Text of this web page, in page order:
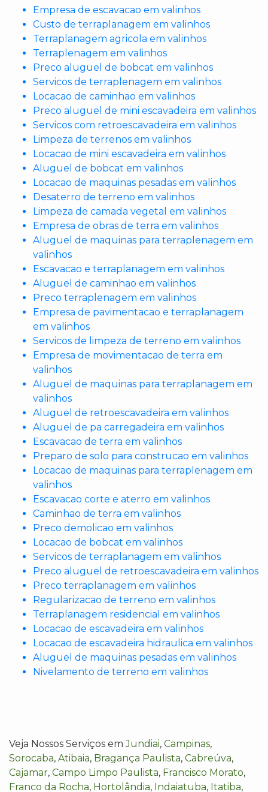
Empresa de escavacao em valinhos
Custo de terraplanagem em valinhos
Terraplanagem agricola em valinhos
Terraplenagem em valinhos
Preco aluguel de bobcat em valinhos
Servicos de terraplenagem em valinhos
Locacao de caminhao em valinhos
Preco aluguel de mini escavadeira em valinhos
Servicos com retroescavadeira em valinhos
Limpeza de terrenos em valinhos
Locacao de mini escavadeira em valinhos
Aluguel de bobcat em valinhos
Locacao de maquinas pesadas em valinhos
Desaterro de terreno em valinhos
Limpeza de camada vegetal em valinhos
Empresa de obras de terra em valinhos
Aluguel de maquinas para terraplenagem em
valinhos
Escavacao e terraplanagem em valinhos
Aluguel de caminhao em valinhos
Preco terraplenagem em valinhos
Empresa de pavimentacao e terraplanagem
em valinhos
Servicos de limpeza de terreno em valinhos
Empresa de movimentacao de terra em
valinhos
Aluguel de maquinas para terraplanagem em
valinhos
Aluguel de retroescavadeira em valinhos
Aluguel de pa carregadeira em valinhos
Escavacao de terra em valinhos
Preparo de solo para construcao em valinhos
Locacao de maquinas para terraplenagem em
valinhos
Escavacao corte e aterro em valinhos
Caminhao de terra em valinhos
Preco demolicao em valinhos
Locacao de bobcat em valinhos
Servicos de terraplanagem em valinhos
Preco aluguel de retroescavadeira em valinhos
Preco terraplanagem em valinhos
Regularizacao de terreno em valinhos
Terraplanagem residencial em valinhos
Locacao de escavadeira em valinhos
Locacao de escavadeira hidraulica em valinhos
Aluguel de maquinas pesadas em valinhos
Nivelamento de terreno em valinhos
Veja Nossos Serviços emJundiai, Campinas,
Sorocaba, Atibaia, Bragança Paulista, Cabreúva,
Cajamar, Campo Limpo Paulista, Francisco Morato,
Franco da Rocha, Hortolândia, Indaiatuba, Itatiba,